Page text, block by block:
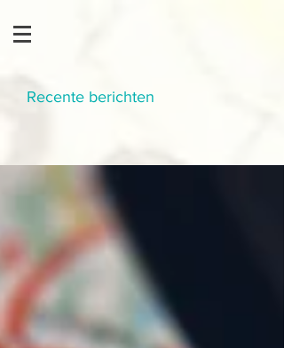
Recente berichten